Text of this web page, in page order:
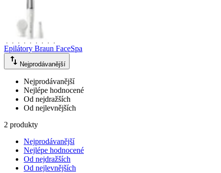
Epilátory Braun FaceSpa
Nejprodávanější
Nejprodávanější
Nejlépe hodnocené
Od nejdražších
Od nejlevnějších
2 produkty
Nejprodávanější
Nejlépe hodnocené
Od nejdražších
Od nejlevnějších